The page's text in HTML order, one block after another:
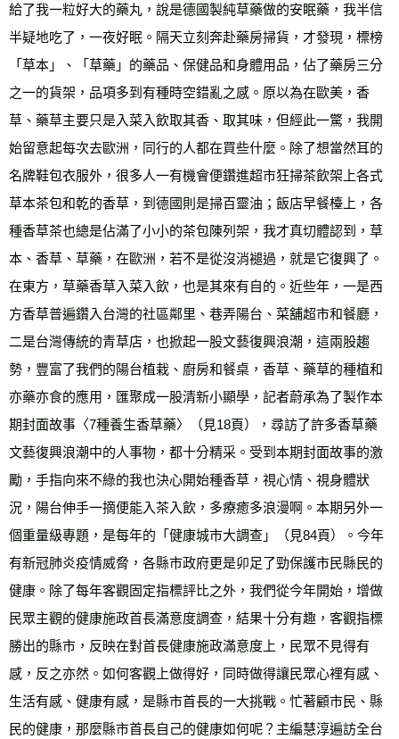
給了我一粒好大的藥丸，說是德國製純草藥做的安眠藥，我半信
半疑地吃了，一夜好眠。隔天立刻奔赴藥房掃貨，才發現，標榜
「草本」、「草藥」的藥品、保健品和身體用品，佔了藥房三分
之一的貨架，品項多到有種時空錯亂之感。原以為在歐美，香
草、藥草主要只是入菜入飲取其香、取其味，但經此一驚，我開
始留意起每次去歐洲，同行的人都在買些什麼。除了想當然耳的
名牌鞋包衣服外，很多人一有機會便鑽進超市狂掃茶飲架上各式
草本茶包和乾的香草，到德國則是掃百靈油；飯店早餐檯上，各
種香草茶也總是佔滿了小小的茶包陳列架，我才真切體認到，草
本、香草、草藥，在歐洲，若不是從沒消褪過，就是它復興了。
在東方，草藥香草入菜入飲，也是其來有自的。近些年，一是西
方香草普遍鑽入台灣的社區鄰里、巷弄陽台、菜舖超市和餐廳，
二是台灣傳統的青草店，也掀起一股文藝復興浪潮，這兩股趨
勢，豐富了我們的陽台植栽、廚房和餐桌，香草、藥草的種植和
亦藥亦食的應用，匯聚成一股清新小顯學，記者蔚承為了製作本
期封面故事〈7種養生香草藥〉（見18頁），尋訪了許多香草藥
文藝復興浪潮中的人事物，都十分精采。受到本期封面故事的激
勵，手指向來不綠的我也決心開始種香草，視心情、視身體狀
況，陽台伸手一摘便能入茶入飲，多療癒多浪漫啊。本期另外一
個重量級專題，是每年的「健康城市大調查」（見84頁）。今年
有新冠肺炎疫情威脅，各縣市政府更是卯足了勁保護市民縣民的
健康。除了每年客觀固定指標評比之外，我們從今年開始，增做
民眾主觀的健康施政首長滿意度調查，結果十分有趣，客觀指標
勝出的縣市，反映在對首長健康施政滿意度上，民眾不見得有
感，反之亦然。如何客觀上做得好，同時做得讓民眾心裡有感、
生活有感、健康有感，是縣市首長的一大挑戰。忙著顧市民、縣
民的健康，那麼縣市首長自己的健康如何呢？主編慧淳遍訪全台